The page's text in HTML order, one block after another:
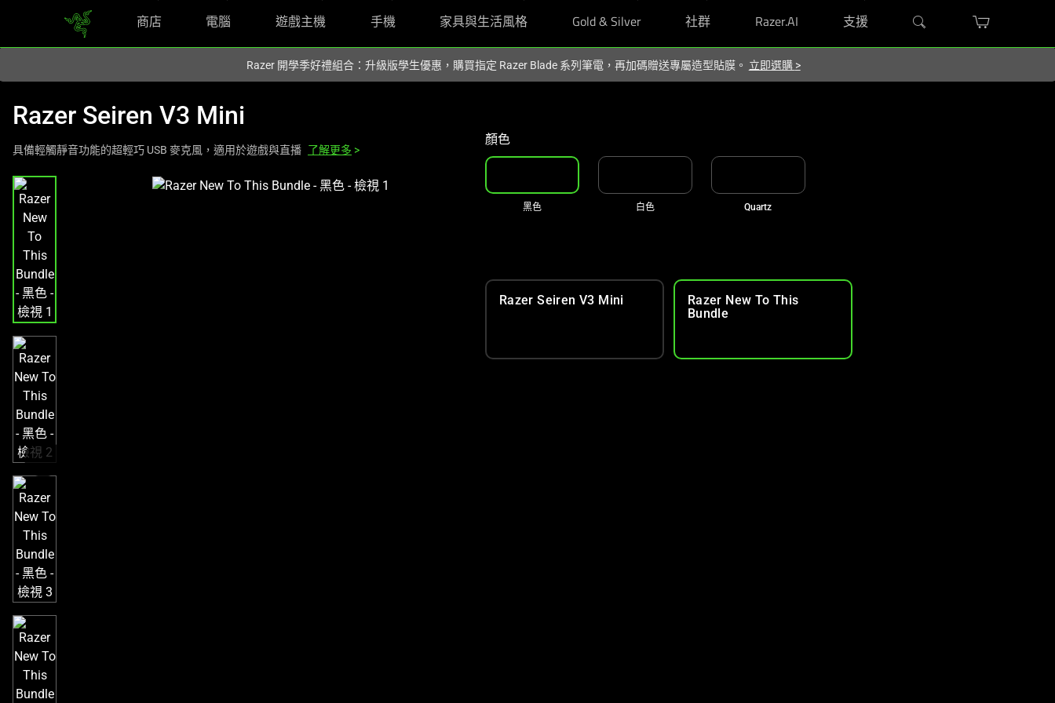
商店 電腦 遊戲主機 手機 家具與生活風格 Gold & Silver 社群 Razer.AI 支援
Razer 開學季好禮組合：升級版學生優惠，購買指定 Razer Blade 系列筆電，再加碼贈送專屬造型貼膜。 立即選購 >
Razer Seiren V3 Mini
具備輕觸靜音功能的超輕巧 USB 麥克風，適用於遊戲與直播 了解更多 >
這
是
影
播，
包
含
一
個
大
型
影
像
以
及
下
方
多
縮
圖。
選
擇
任
何
一
個
顏色
黑色 白色 Quartz
Razer Seiren V3 Mini
Razer New To This
Bundle